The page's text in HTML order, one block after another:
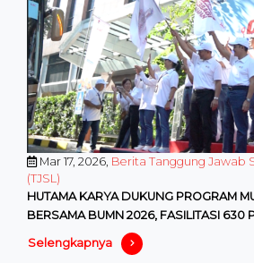
Mar 17, 2026, Berita Tanggung Jawab
(TJSL)
HUTAMA KARYA DUKUNG PROGRAM
BERSAMA BUMN 2026, FASILITASI 630
BERBAGAI KOTA TUJUAN
Selengkapnya